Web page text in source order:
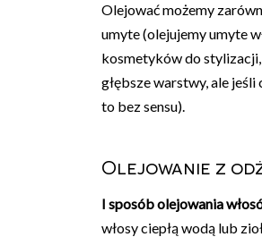
Olejować możemy
umyte (olejujemy umyte
kosmetyków do
głębsze warstwy, ale jeśli
to bez sensu).
Olejowanie z
I sposób olejowania
włosy ciepłą wodą lub